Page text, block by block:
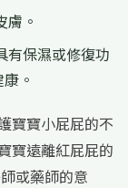
膚。
有保濕或修復功
。
寶寶小屁屁的不
寶遠離紅屁屁的
或藥師的意